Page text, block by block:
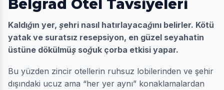
Belgrad Otel Tavsiyeleri
Kaldığın yer, şehri nasıl hatırlayacağını belirler. Kötü
yatak ve suratsız resepsiyon, en güzel seyahatin
üstüne dökülmüş soğuk çorba etkisi yapar.
Bu yüzden zincir otellerin ruhsuz lobilerinden ve şehir
dışındaki ucuz ama “her yer aynı” konaklamalardan